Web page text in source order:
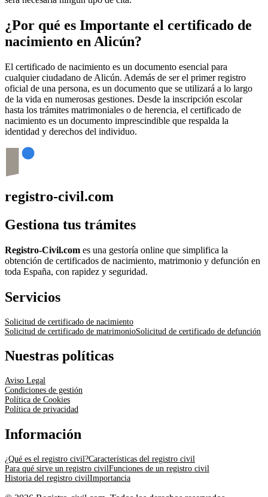
¿Por qué es Importante el certificado de
nacimiento en Alicún?
El certificado de nacimiento es un documento esencial para
cualquier ciudadano de Alicún. Además de ser el primer registro
oficial de una persona, es un documento que se utilizará a lo largo
de la vida en numerosas gestiones. Desde la inscripción escolar
hasta los trámites matrimoniales o de herencia, el certificado de
nacimiento es un documento imprescindible que respalda la
identidad y derechos del individuo.
registro-civil.com
Gestiona tus trámites
Registro-Civil.com es una gestoría online que simplifica la
obtención de certificados de nacimiento, matrimonio y defunción en
toda España, con rapidez y seguridad.
Servicios
Solicitud de certificado de nacimiento
Solicitud de certificado de matrimonioSolicitud de certificado de defunción
Nuestras políticas
Aviso Legal
Condiciones de gestión
Política de Cookies
Política de privacidad
Información
¿Qué es el registro civil?Características del registro civil
Para qué sirve un registro civilFunciones de un registro civil
Historia del registro civilImportancia